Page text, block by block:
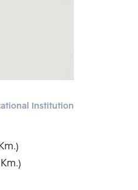
Institution